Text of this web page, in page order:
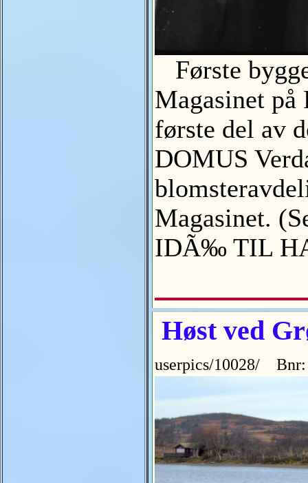
Første
Magasinet
første del av
DOMUS
Magasinet.
IDÃ‰ TIL
Høst ved
userpics/10028/ Bnr: